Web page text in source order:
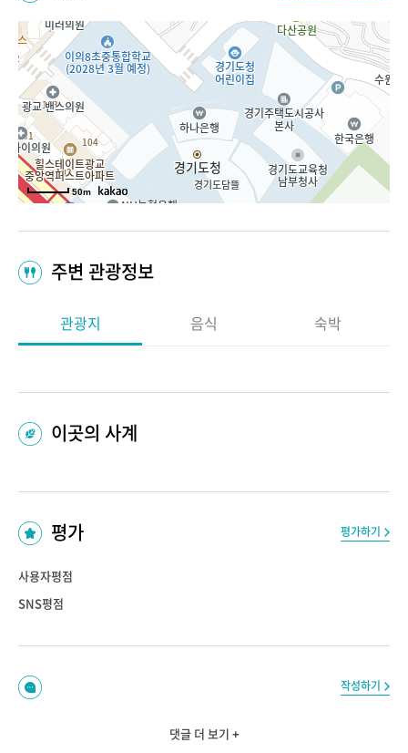
50m
주변 관광정보
관광지 음식 숙박
이곳의 사계
평가 평가하기
사용자평점
SNS평점
작성하기
댓글 더 보기 +